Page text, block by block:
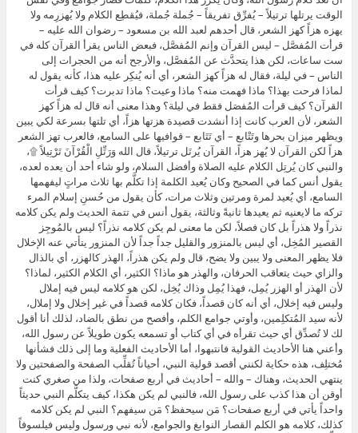
الوقت يرتلها ترتيلاً – يُفرِّق تفريقاً – جُملة جُملة، فيُقطِع الكلام ولا يُهزرِمه ولا
يهزه هزاً كهز الشعر، قال أحدهم لعبد الله بن مسعود – رضوان الله عليه –
قرأت المُفصَّل – ليس القرآن وإنم المُفصَّل، فبعض الناس يقرأ القرآن كله في
ست ساعات، لكن هذا يتحدَّث عن المُفصَّل، والأرجح أنه من الحجرات إلى
الناس – في ليلة، فقال له هزاً كهز الشعر، أي أنه يُنكِر عليه هذا، كأنه يقول له
لماذا فرحت بهذا؟ ماذا فهمت منه؟ ماذا وعيت؟ ماذا تدبرت؟ كيف قرأت
القرآن؟ كيف قرأت المُفصَل فقط في ليلة؟ وهذا معنى أنه قال له هزاً كهز
الشعر، لأن العرب كانت إذا أنشدت قصيدة هزتها هزاً، أي تلتها بسرعة لكي يبين
ويظهر ميزان بحرها وتَتْابع – أي تَتَابع – قوافيها على السامع، فالعرب تهز الشعر
هزاً لكن القرآن لا يُهز هزاً، القرآن يُرتَل ترتيلاً، قال الله وَرَتِّلِ الْقُرْآنَ تَرْتِيلاً ۩،
والنبي كان يُرتِل الكلام عليه الصلاة وأفضل السلام، ولو شاء أحد أن يعده لعده،
يقول أنس كما في الصحيح وكان يُعيد الكلمة إذا تكلَّم بها ثلاث مراتٍ ليفهمها
السامع، أي يُعيد لمرة ومرتين وثلاث مرات، كأن يقول من حُسنِ إسلام المرء
تركه ما لايعنيه ثم يعيدها ثانيةً وثالثة، يقول أنس في تتمة الحديث ولم يكن كلامه
نذراً ولا هذراً بل كان فصلاً، لكن ما معنى لم يكن كلامه نذراً؟ ليس بالمُوجِز
القصير المُخِل، أي ليس بالمنزور والقليل جداً جداً لأن المنزور يتأتي عنه الإخلال
فلا يظهر المعنى ولا يبين ولا يضح، قال ولم يكن هذراً، الهذر كالهزر، أي بالذال
والزاي حيث يتعاقب الحرفان، والهذر هو ماذا؟ الكثير، أي الكلام الكثير، لماذا؟
لأن الهذر أو الهزر يُمِل، فهذا يُمِل وذاك يُخِل، لكن هو كلامه ليس فيه إملال
وليس فيه إخلال، أي أنه كان قصداً، فكان كلامه قصداً في غير إخلال ولا إملال،
لأنه سيد المُتكلِمين، وأوتي جوامع الكلم، وأفصح من نطق بالضاد، لذلك أنا أقول
لك لا تُصدِّق أي حيث تقرأه في أي كتاب أو تسمعه يكون طويلاً عن رسول الله،
وأعني هنا الأحاديث القولية فانتبهوا، أما الأحاديث الفعلية وما إلى ذلك فشأنها
مُختلِف، هذه حكاية لكنني أقصد قولية النبي، أحياناً تُقلِّب الصفحة والصفحتين ولا
ينتهي الحديث، وهناك – والله – أحاديث في أربع صفحات، ولذا من صغري كنت
أوقن أن هذا كذب على رسول الله، فالنبي لم يكن هكذا، كيف يتكلَّم النبي حديثاً
واحداً يأتي في أربع صفحات؟ مَن سيحفظ؟ مَن سيفهم؟ النبي لم يكن كلامه
كذلك، كلامه هو الكلم القصار النوابغ والجوامع، لأنه نبي ورسول وليس فيلسوفاً